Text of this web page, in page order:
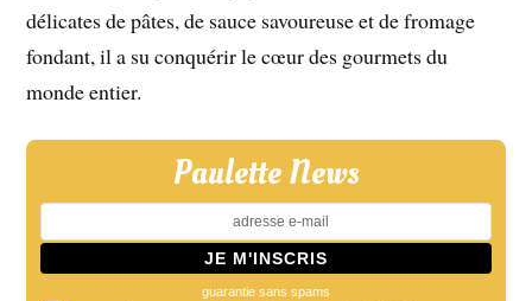
délicates de pâtes, de sauce savoureuse et de fromage
fondant, il a su conquérir le cœur des gourmets du
monde entier.
Paulette News
guarantie sans spams